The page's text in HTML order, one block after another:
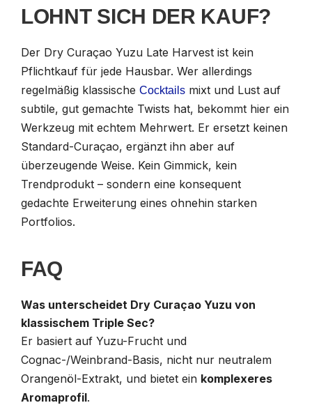
LOHNT SICH DER KAUF?
Der Dry Curaçao Yuzu Late Harvest ist kein
Pflichtkauf für jede Hausbar. Wer allerdings
regelmäßig klassische Cocktails mixt und Lust auf
subtile, gut gemachte Twists hat, bekommt hier ein
Werkzeug mit echtem Mehrwert. Er ersetzt keinen
Standard-Curaçao, ergänzt ihn aber auf
überzeugende Weise. Kein Gimmick, kein
Trendprodukt – sondern eine konsequent
gedachte Erweiterung eines ohnehin starken
Portfolios.
FAQ
Was unterscheidet Dry Curaçao Yuzu von
klassischem Triple Sec?
Er basiert auf Yuzu-Frucht und
Cognac-/Weinbrand-Basis, nicht nur neutralem
Orangenöl-Extrakt, und bietet ein komplexeres
Aromaprofil.